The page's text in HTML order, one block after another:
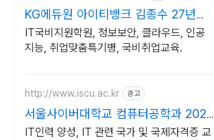
KG에듀원 아이티뱅크 김종수 27년경
력전문가 IT취업상담
IT국비지원학원, 정보보안, 클라우드, 인공
지능, 취업맞춤특기병, 국비취업교육.
http://www.iscu.ac.kr 광고
서울사이버대학교 컴퓨터공학과 2026
가을학기 신편입생
IT인력 양성, IT 관련 국가 및 국제자격증 교